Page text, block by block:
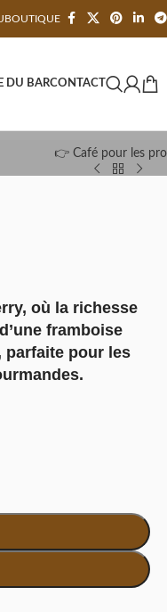
BOUTIQUE
DU BARCONTACT
👉 Café pour les
où la richesse
framboise
parfaite pour les